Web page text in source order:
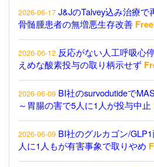
2026-06-17 J&JのTalvey込み治療
骨髄腫患者の無増悪生存改善
2026-06-12 反応がない人工呼吸心
えめな酸素投与の取り柄示せず
2026-06-09 BI社のsurvodutideで
～胃腸の害で5人に1人が投与中止
2026-06-09 BI社のグルカゴン/
人に1人もが有害事象で取りやめ